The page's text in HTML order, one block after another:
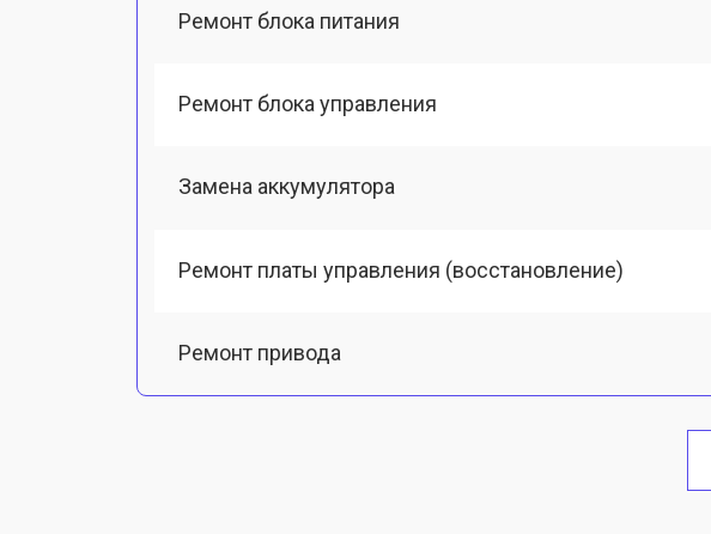
Ремонт блока питания
Ремонт блока управления
Замена аккумулятора
Ремонт платы управления (восстановление)
Ремонт привода